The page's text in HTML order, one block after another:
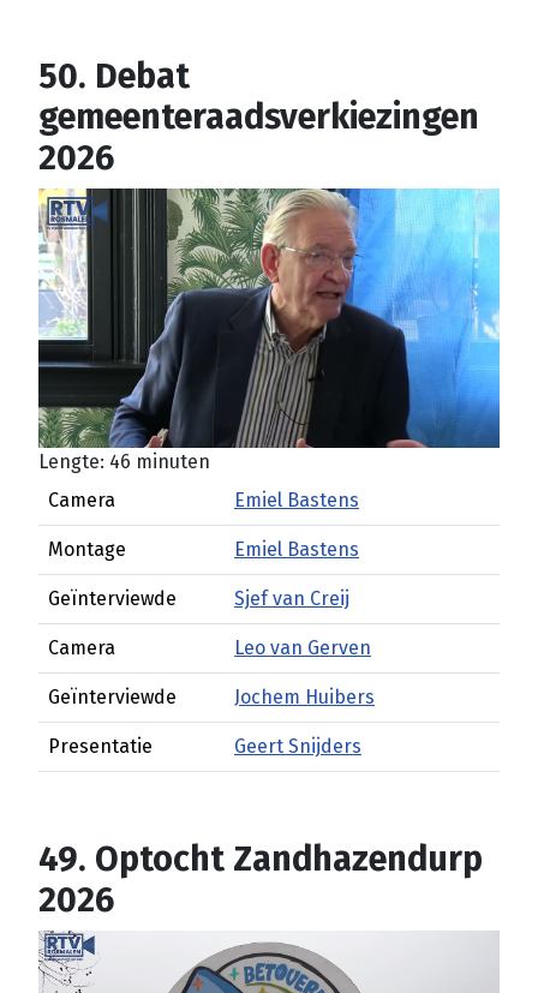
50. Debat
gemeenteraadsverkiezingen
2026
Lengte: 46 minuten
Camera
Emiel Bastens
Montage Emiel Bastens
Geïnterviewde Sjef van Creij
Camera Leo van Gerven
Geïnterviewde Jochem Huibers
Presentatie Geert Snijders
49. Optocht Zandhazendurp
2026